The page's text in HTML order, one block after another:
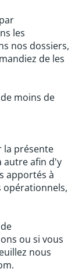
les
nos dossiers,
de les
moins de
la présente
autre afin d'y
apportés à
ou si vous
nous